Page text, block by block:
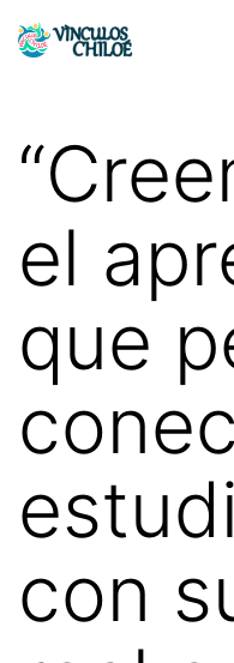
Saltar
Vínculos
el
que
con